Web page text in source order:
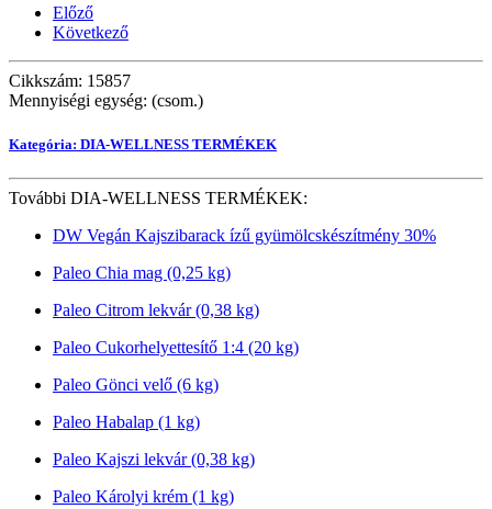
Előző
Következő
Cikkszám: 15857
Mennyiségi egység: (csom.)
Kategória: DIA-WELLNESS TERMÉKEK
További DIA-WELLNESS TERMÉKEK:
DW Vegán Kajszibarack ízű gyümölcskészítmény 30%
Paleo Chia mag (0,25 kg)
Paleo Citrom lekvár (0,38 kg)
Paleo Cukorhelyettesítő 1:4 (20 kg)
Paleo Gönci velő (6 kg)
Paleo Habalap (1 kg)
Paleo Kajszi lekvár (0,38 kg)
Paleo Károlyi krém (1 kg)